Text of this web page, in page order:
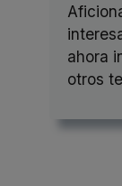
ahora
otros